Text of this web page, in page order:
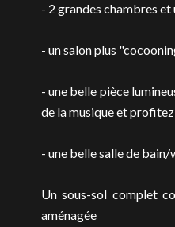
- 2 grandes chambres
- un salon plus
- une belle pièce
de la musique et
- une belle salle de
Un sous-sol complet
aménagée